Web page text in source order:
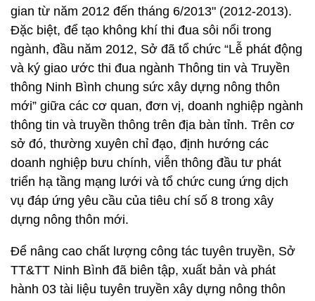
gian từ năm 2012 đến tháng 6/2013" (2012-2013).
Đặc biệt, để tạo không khí thi đua sôi nổi trong
ngành, đầu năm 2012, Sở đã tổ chức “Lễ phát động
và ký giao ước thi đua ngành Thông tin và Truyền
thông Ninh Bình chung sức xây dựng nông thôn
mới” giữa các cơ quan, đơn vị, doanh nghiệp ngành
thông tin và truyền thông trên địa bàn tỉnh. Trên cơ
sở đó, thường xuyên chỉ đạo, định hướng các
doanh nghiệp bưu chính, viễn thông đầu tư phát
triển hạ tầng mạng lưới và tổ chức cung ứng dịch
vụ đáp ứng yêu cầu của tiêu chí số 8 trong xây
dựng nông thôn mới.
Để nâng cao chất lượng công tác tuyên truyền, Sở
TT&TT Ninh Bình đã biên tập, xuất bản và phát
hành 03 tài liệu tuyên truyền xây dựng nông thôn